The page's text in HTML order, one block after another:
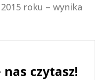
roku – wynika
czytasz!